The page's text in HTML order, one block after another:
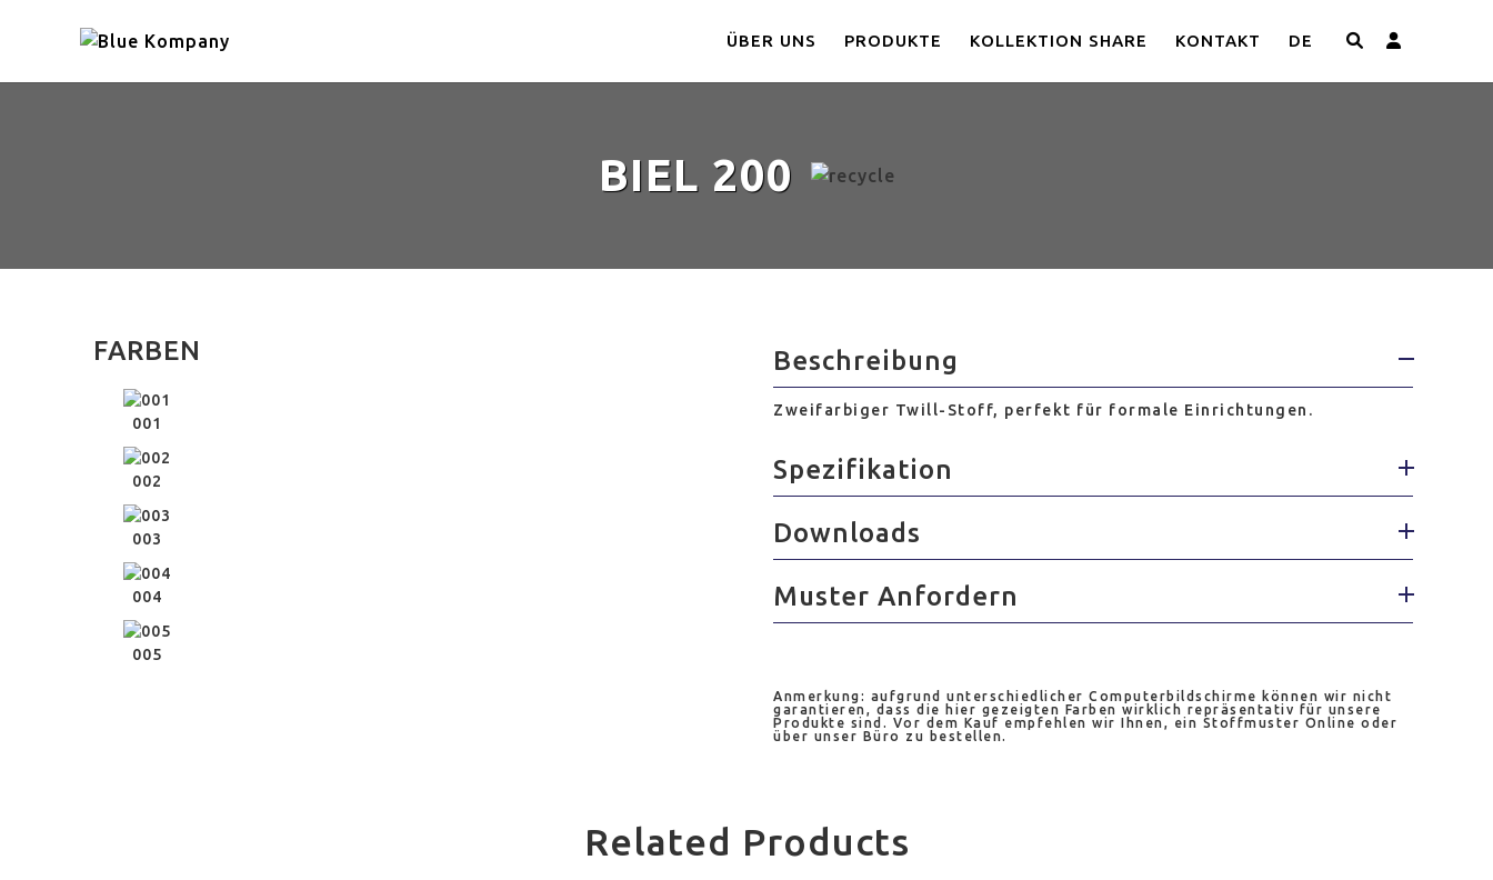
ÜBER UNS PRODUKTE KOLLEKTION SHARE KONTAKT DE
BIEL 200
FARBEN
001
002
003
004
005
Beschreibung
Zweifarbiger Twill-Stoff, perfekt für formale Einrichtungen.
Spezifikation
Downloads
Muster Anfordern
Anmerkung: aufgrund unterschiedlicher Computerbildschirme können wir nicht
garantieren, dass die hier gezeigten Farben wirklich repräsentativ für unsere
Produkte sind. Vor dem Kauf empfehlen wir Ihnen, ein Stoffmuster Online oder
über unser Büro zu bestellen.
Related Products